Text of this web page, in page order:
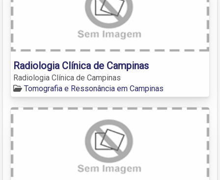
Radiologia Clínica de Campinas
Radiologia Clínica de Campinas
Tomografia e Ressonância em Campinas